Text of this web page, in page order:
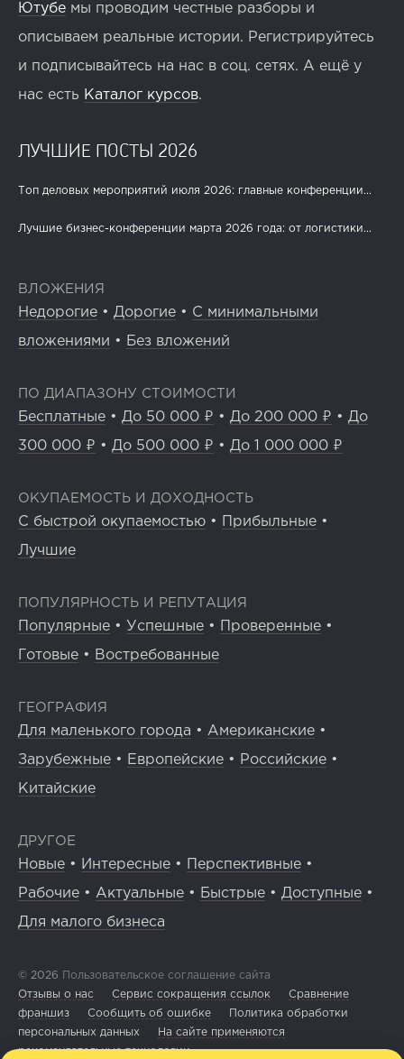
Ютубе мы проводим честные разборы и
описываем реальные истории. Регистрируйтесь
и подписывайтесь на нас в соц. сетях. А ещё у
нас есть Каталог курсов.
ЛУЧШИЕ ПОСТЫ 2026
Топ деловых мероприятий июля 2026: главные конференции...
Лучшие бизнес-конференции марта 2026 года: от логистики...
ВЛОЖЕНИЯ
Недорогие • Дорогие • С минимальными
вложениями • Без вложений
ПО ДИАПАЗОНУ СТОИМОСТИ
Бесплатные • До 50 000 ₽ • До 200 000 ₽ • До
300 000 ₽ • До 500 000 ₽ • До 1 000 000 ₽
ОКУПАЕМОСТЬ И ДОХОДНОСТЬ
С быстрой окупаемостью • Прибыльные •
Лучшие
ПОПУЛЯРНОСТЬ И РЕПУТАЦИЯ
Популярные • Успешные • Проверенные •
Готовые • Востребованные
ГЕОГРАФИЯ
Для маленького города • Американские •
Зарубежные • Европейские • Российские •
Китайские
ДРУГОЕ
Новые • Интересные • Перспективные •
Рабочие • Актуальные • Быстрые • Доступные •
Для малого бизнеса
© 2026 Пользовательское соглашение сайта
Отзывы о нас
Сервис сокращения ссылок
Сравнение
франшиз
Сообщить об ошибке
Политика обработки
персональных данных
На сайте применяются
рекомендательные технологии